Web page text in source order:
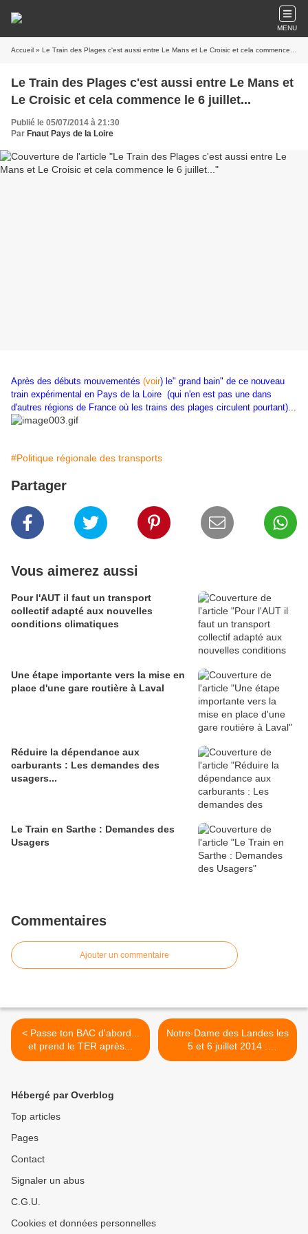
MENU
Accueil » Le Train des Plages c'est aussi entre Le Mans et Le Croisic et cela commence le 6 juillet...
Le Train des Plages c'est aussi entre Le Mans et
Le Croisic et cela commence le 6 juillet...
Publié le 05/07/2014 à 21:30
Par Fnaut Pays de la Loire
Après des débuts mouvementés (voir) le" grand bain" de ce nouveau
train expérimental en Pays de la Loire (qui n'en est pas une dans
d'autres régions de France où les trains des plages circulent pourtant)...
#Politique régionale des transports
Partager
Vous aimerez aussi
Pour l'AUT il faut un transport
collectif adapté aux nouvelles
conditions climatiques
Une étape importante vers la mise en
place d'une gare routière à Laval
Réduire la dépendance aux
carburants : Les demandes des
usagers...
Le Train en Sarthe : Demandes des
Usagers
Commentaires
Ajouter un commentaire
< Passe ton BAC d'abord...
et prend le TER après...
Notre-Dame des Landes les
5 et 6 juillet 2014 :
l'abandon, c'est maintenant
Hébergé par Overblog
Top articles
Pages
Contact
Signaler un abus
C.G.U.
Cookies et données personnelles